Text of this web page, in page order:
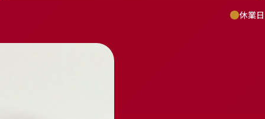
休業日